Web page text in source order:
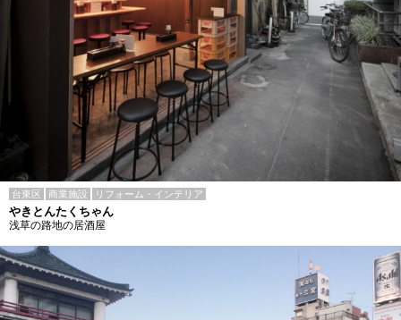
台東区 商業施設 リフォーム・インテリア
やきとんたくちゃん
浅草の路地の居酒屋